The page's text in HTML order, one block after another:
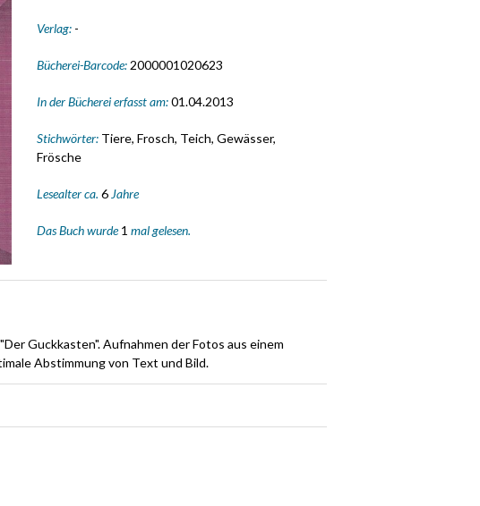
Verlag: -
Bücherei-Barcode: 2000001020623
In der Bücherei erfasst am:01.04.2013
Stichwörter: Tiere, Frosch, Teich, Gewässer,
Frösche
Lesealter ca. 6Jahre
Das Buch wurde1 mal gelesen.
Guckkasten". Aufnahmen der Fotos aus einem
Abstimmung von Text und Bild.